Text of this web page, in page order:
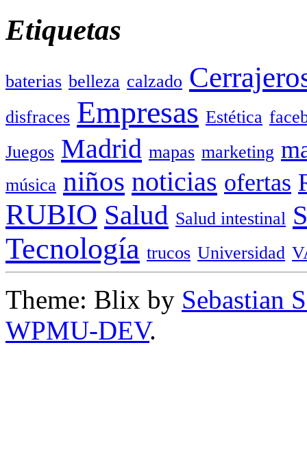
Etiquetas
baterias belleza calzado
disfraces Empresas Estética
Juegos Madrid mapas marketing
música niños noticias ofertas
RUBIO Salud Salud intestinal
Tecnología trucos Universidad
Theme: Blix by Sebastian
WPMU-DEV.